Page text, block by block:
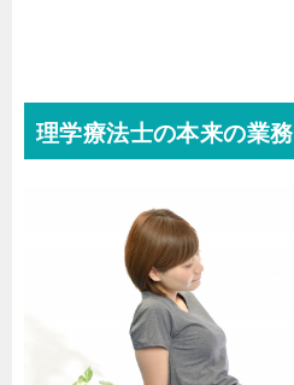
理学療法士の本来の業務